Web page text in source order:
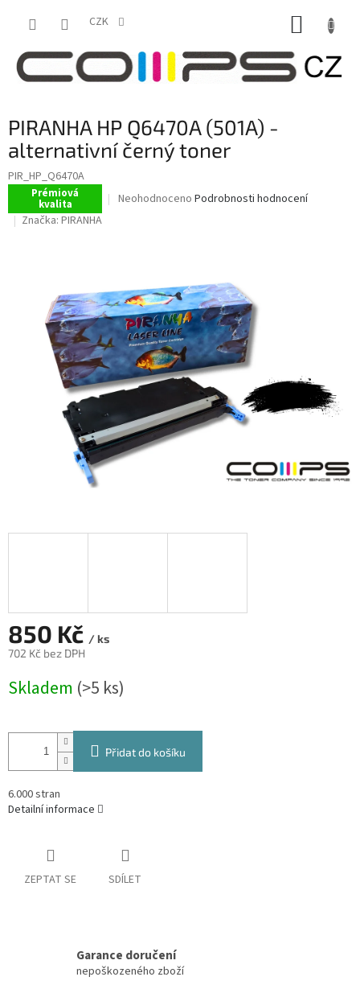
CZK
PIRANHA HP Q6470A (501A) -
alternativní černý toner
PIR_HP_Q6470A
Prémiová
kvalita
Průměrné
5
hvězdiček.
Neohodnoceno Podrobnosti hodnocení
Značka: PIRANHA
850 Kč / ks
702 Kč bez DPH
cena:
Skladem (>5 ks)
Přidat do košíku
6.000 stran
Detailní informace
ZEPTAT SE SDÍLET
Garance doručení
nepoškozeného zboží